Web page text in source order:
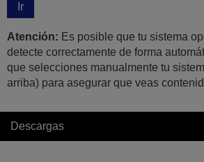
Ir
Atención: Es posible que tu sistema
detecte correctamente de forma
que selecciones manualmente tu
arriba) para asegurar que veas
Descargas